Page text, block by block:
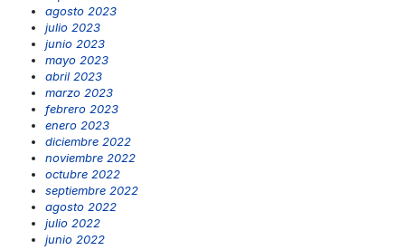
agosto 2023
julio 2023
junio 2023
mayo 2023
abril 2023
marzo 2023
febrero 2023
enero 2023
diciembre 2022
noviembre 2022
octubre 2022
septiembre 2022
agosto 2022
julio 2022
junio 2022